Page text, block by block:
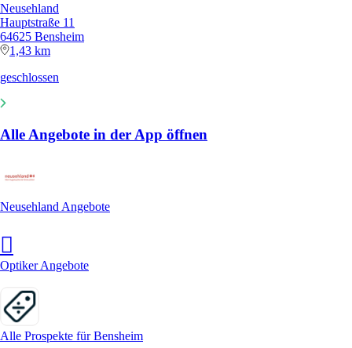
Neusehland
Hauptstraße 11
64625 Bensheim
1,43 km
geschlossen
Alle Angebote in der App öffnen
Neusehland Angebote
Optiker Angebote
Alle Prospekte für Bensheim